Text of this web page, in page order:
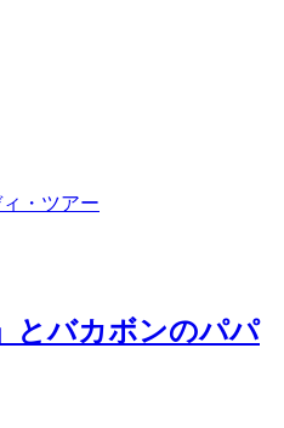
・ツアー
とバカボンのパパ